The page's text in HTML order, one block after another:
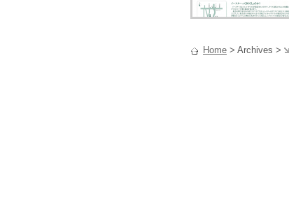
Home > Archives >